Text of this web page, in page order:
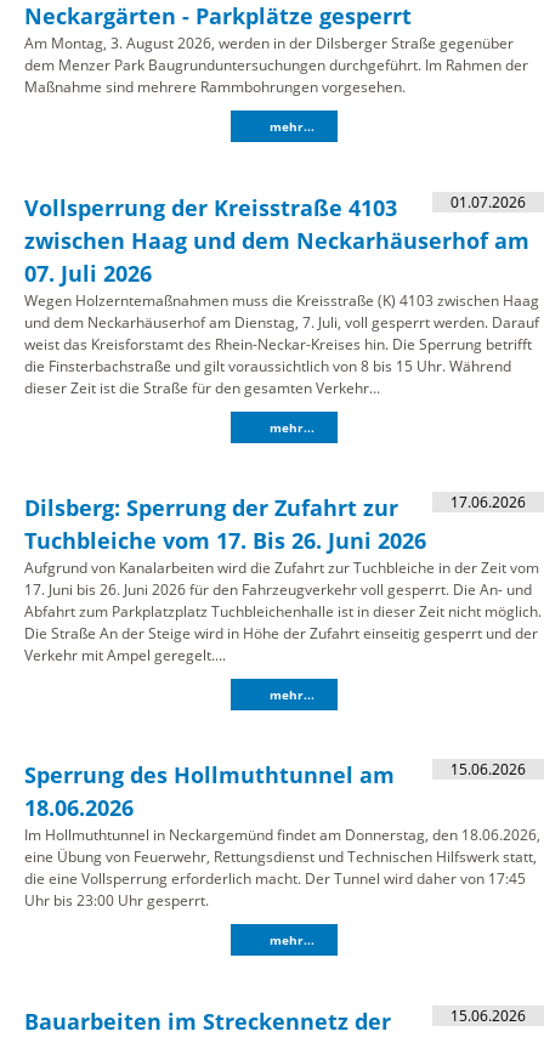
Neckargärten - Parkplätze gesperrt
Am Montag, 3. August 2026, werden in der Dilsberger Straße gegenüber
dem Menzer Park Baugrunduntersuchungen durchgeführt. Im Rahmen der
Maßnahme sind mehrere Rammbohrungen vorgesehen.
mehr...
01.07.2026
Vollsperrung der Kreisstraße 4103
zwischen Haag und dem Neckarhäuserhof am
07. Juli 2026
Wegen Holzerntemaßnahmen muss die Kreisstraße (K) 4103 zwischen Haag
und dem Neckarhäuserhof am Dienstag, 7. Juli, voll gesperrt werden. Darauf
weist das Kreisforstamt des Rhein-Neckar-Kreises hin. Die Sperrung betrifft
die Finsterbachstraße und gilt voraussichtlich von 8 bis 15 Uhr. Während
dieser Zeit ist die Straße für den gesamten Verkehr...
mehr...
17.06.2026
Dilsberg: Sperrung der Zufahrt zur
Tuchbleiche vom 17. Bis 26. Juni 2026
Aufgrund von Kanalarbeiten wird die Zufahrt zur Tuchbleiche in der Zeit vom
17. Juni bis 26. Juni 2026 für den Fahrzeugverkehr voll gesperrt. Die An- und
Abfahrt zum Parkplatzplatz Tuchbleichenhalle ist in dieser Zeit nicht möglich.
Die Straße An der Steige wird in Höhe der Zufahrt einseitig gesperrt und der
Verkehr mit Ampel geregelt....
mehr...
15.06.2026
Sperrung des Hollmuthtunnel am
18.06.2026
Im Hollmuthtunnel in Neckargemünd findet am Donnerstag, den 18.06.2026,
eine Übung von Feuerwehr, Rettungsdienst und Technischen Hilfswerk statt,
die eine Vollsperrung erforderlich macht. Der Tunnel wird daher von 17:45
Uhr bis 23:00 Uhr gesperrt.
mehr...
15.06.2026
Bauarbeiten im Streckennetz der